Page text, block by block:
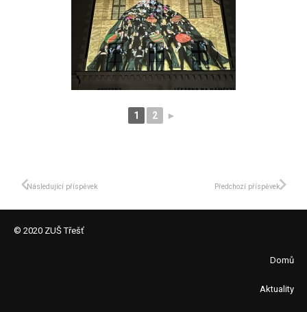
1 2 ►
Následující příspěvek Předchozí příspěvek
© 2020 ZUŠ Třešť
Domů
Aktuality